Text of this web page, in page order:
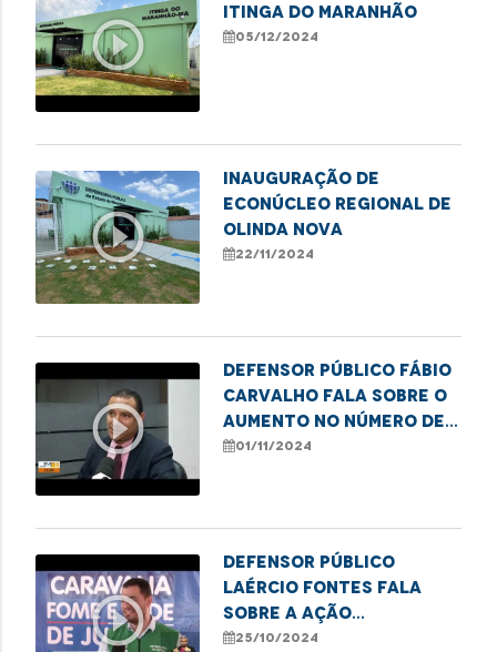
play_circle_outline
ITINGA DO MARANHÃO
05/12/2024
play_circle_outline
Inauguração de
Econúcleo Regional de
Olinda Nova
22/11/2024
play_circle_outline
Defensor público Fábio
Carvalho fala sobre o
aumento no número de
pessoas em situação de
01/11/2024
play_circle_outline
Defensor público
Laércio Fontes fala
sobre a ação
"Caravana Fome e Sede
25/10/2024